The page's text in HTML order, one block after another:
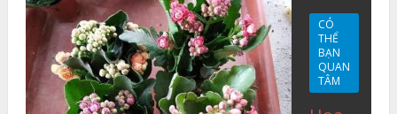
CÓ
THỂ
BẠN
QUAN
TÂM